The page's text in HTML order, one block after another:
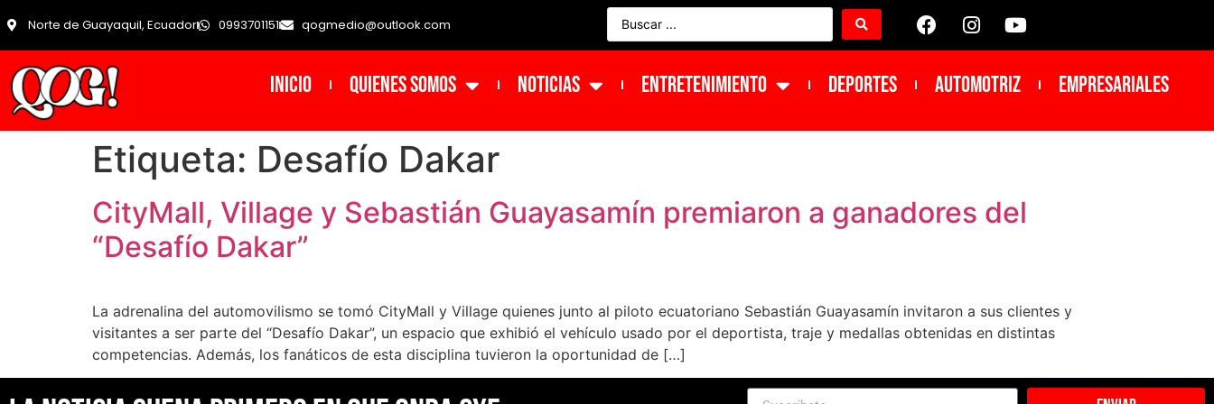
Norte de Guayaquil, Ecuador 0993701151 qogmedio@outlook.com
INICIO Quienes Somos NOTICIAS ENTRETENIMIENTO DEPORTES Automotriz Empresariales
Etiqueta: Desafío Dakar
CityMall, Village y Sebastián Guayasamín premiaron a ganadores del
“Desafío Dakar”
La adrenalina del automovilismo se tomó CityMall y Village quienes junto al piloto ecuatoriano Sebastián Guayasamín invitaron a sus clientes y
visitantes a ser parte del “Desafío Dakar”, un espacio que exhibió el vehículo usado por el deportista, traje y medallas obtenidas en distintas
competencias. Además, los fanáticos de esta disciplina tuvieron la oportunidad de […]